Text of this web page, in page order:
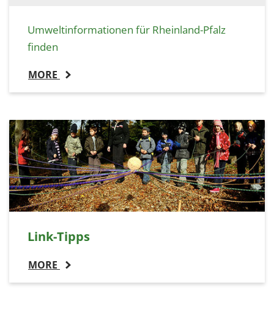
Umweltinformationen für Rheinland-Pfalz
finden
MORE
Link-Tipps
MORE